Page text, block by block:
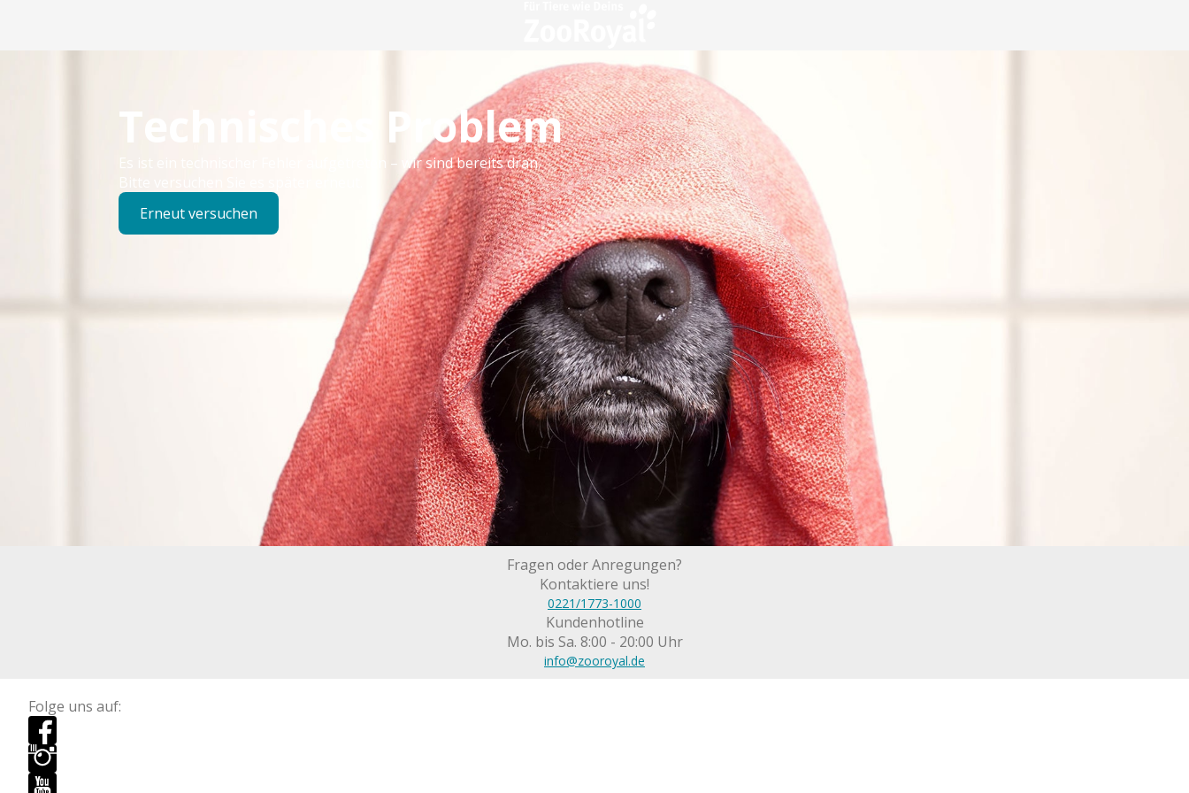
Technisches Problem
Es ist ein technischer Fehler aufgetreten – wir sind bereits dran.
Bitte versuchen Sie es später erneut.
Erneut versuchen
Fragen oder Anregungen?
Kontaktiere uns!
0221/1773-1000
Kundenhotline
Mo. bis Sa. 8:00 - 20:00 Uhr
info@zooroyal.de
Folge uns auf: